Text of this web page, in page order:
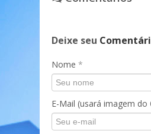
Deixe seu
Nome *
E-Mail (usará imagem do